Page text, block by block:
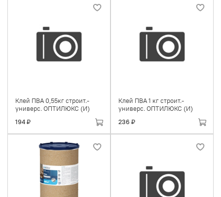
Клей ПВА 0,55кг строит.-
универс. ОПТИЛЮКС (И)
194 ₽
Клей ПВА 1 кг строит.-
универс. ОПТИЛЮКС (И)
236 ₽